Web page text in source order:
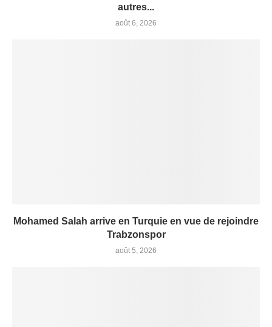
autres...
août 6, 2026
Mohamed Salah arrive en Turquie en vue de rejoindre
Trabzonspor
août 5, 2026